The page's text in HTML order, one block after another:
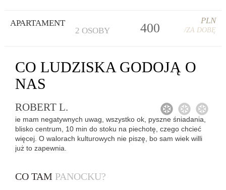
APARTAMENT
2 OSOBY 400
PLN
/ZA DOBĘ
COLUDZISKA GODOJĄ O
NAS
ROBERT L.
ie mam negatywnych uwag, wszystko ok, pyszne śniadania,
blisko centrum, 10 min do stoku na piechotę, czego chcieć
więcej. O walorach kulturowych nie piszę, bo sam wiek willi
już to zapewnia.
1 2 3
CO TAM PANOCKU?